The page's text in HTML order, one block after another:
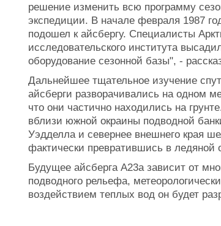
решение изменить всю программу
экспедиции. В начале февраля 1987
подошел к айсбергу. Специалисты
исследовательского института
оборудование сезонной базы", -
Дальнейшее тщательное изучение
айсберги разворачивались на одном
что они частично находились на
вблизи южной окраины подводной
Уэдделла и севернее внешнего края
фактически превратившись в ледяной
Будущее айсберга А23а зависит от
подводного рельефа,
воздействием теплых вод он будет